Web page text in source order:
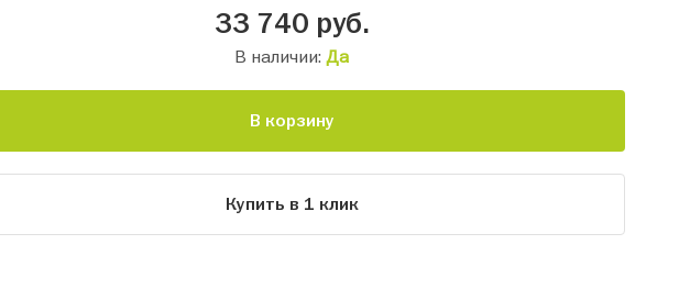
33 740 руб.
В наличии: Да
В корзину
Купить в 1 клик